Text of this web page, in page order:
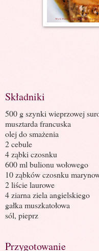
Składniki
500 g szynki wieprzowej
musztarda francuska
olej do smażenia
2 cebule
4 ząbki czosnku
600 ml bulionu wołowego
10 ząbków czosnku
2 liście laurowe
4 ziarna ziela angielskiego
gałka muszkatołowa
sól, pieprz
Przygotowanie